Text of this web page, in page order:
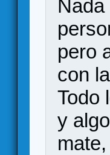
pero
con
Todo
y